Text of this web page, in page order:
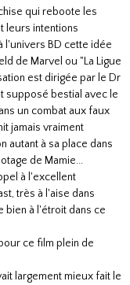
qui reboote les
leurs intentions
l'univers BD cette idée
de Marvel ou "La Ligue
est dirigée par le Dr
supposé bestial avec le
un combat aux faux
jamais vraiment
autant à sa place dans
de Mamie...
à l'excellent
très à l'aise dans
bien à l'étroit dans ce
ce film plein de
largement mieux fait le